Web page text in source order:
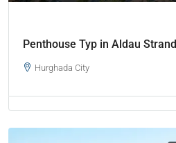
Penthouse Typ in Aldau Strand
Hurghada City